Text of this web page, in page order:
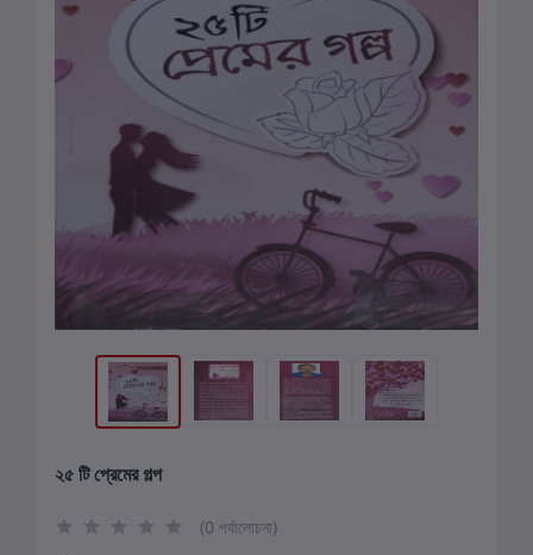
২৫ টি প্রেমের গল্প
(0 পর্যালোচনা)